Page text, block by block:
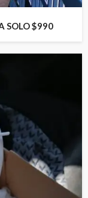
SOLO $990